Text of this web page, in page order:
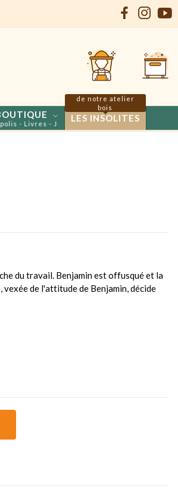
- Livres - Jeux
LES INSOLITES
de notre atelier
bois
du travail. Benjamin est offusqué et la
de l'attitude de Benjamin, décide